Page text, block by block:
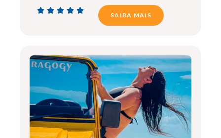
    
SAIBA MAIS